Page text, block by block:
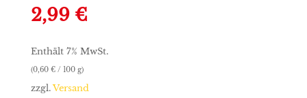
2,99 €
Enthält 7% MwSt.
(0,60 €/ 100 g)
zzgl.Versand